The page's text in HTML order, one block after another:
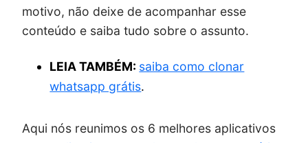
motivo, não deixe de acompanhar esse
conteúdo e saiba tudo sobre o assunto.
LEIA TAMBÉM: saiba como clonar
whatsapp grátis.
Aqui nós reunimos os 6 melhores aplicativos